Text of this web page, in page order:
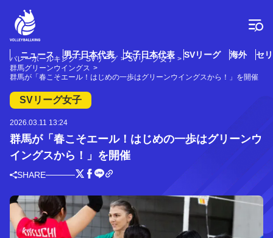
ニュース 男子日本代表 女子日本代表 SVリーグ 海外 セ
バレーボールキング SVリーグ
SVリーグ女子
群馬グリーンウイングス
群馬が「春こそエール！はじめの一歩はグリーンウイングスから！」を開催
SVリーグ女子
2026.03.11 13:24
群馬が「春こそエール！はじめの一歩はグリーンウ
イングスから！」を開催
SHARE